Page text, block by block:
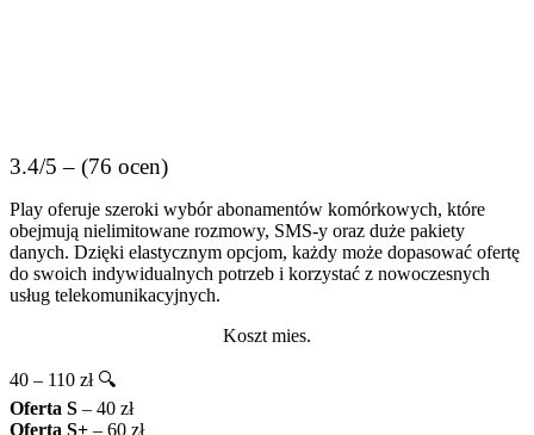
3.4/5 – (76 ocen)
Play oferuje szeroki wybór abonamentów komórkowych, które
obejmują nielimitowane rozmowy, SMS-y oraz duże pakiety
danych. Dzięki elastycznym opcjom, każdy może dopasować ofertę
do swoich indywidualnych potrzeb i korzystać z nowoczesnych
usług telekomunikacyjnych.
Koszt mies.
40 – 110 zł 🔍
Oferta S – 40 zł
Oferta S+ – 60 zł